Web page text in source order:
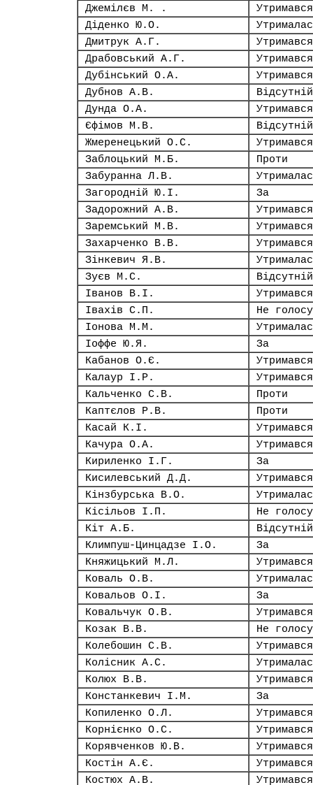
Джемілєв М. .
Утримався
Діденко Ю.О.
Дмитрук А.Г.
Утримався
Драбовський А.Г.
Утримався
Дубінський О.А.
Утримався
Дубнов А.В.
Відсутній
Дунда О.А.
Утримався
Єфімов М.В.
Відсутній
Жмеренецький О.С.
Утримався
Заблоцький М.Б.
Проти
Забуранна Л.В.
Загородній Ю.І.
За
Задорожний А.В.
Утримався
Заремський М.В.
Утримався
Захарченко В.В.
Утримався
Зінкевич Я.В.
Зуєв М.С.
Відсутній
Іванов В.І.
Утримався
Івахів С.П.
Не
Іонова М.М.
Іоффе Ю.Я.
За
Кабанов О.Є.
Утримався
Калаур І.Р.
Утримався
Кальченко С.В.
Проти
Каптєлов Р.В.
Проти
Касай К.І.
Утримався
Качура О.А.
Утримався
Кириленко І.Г.
За
Кисилевський Д.Д.
Утримався
Кінзбурська В.О.
Кісільов І.П.
Не
Кіт А.Б.
Відсутній
Климпуш-Цинцадзе І.О.
За
Княжицький М.Л.
Утримався
Коваль О.В.
Ковальов О.І.
За
Ковальчук О.В.
Утримався
Козак В.В.
Не
Колебошин С.В.
Утримався
Колісник А.С.
Колюх В.В.
Утримався
Констанкевич І.М.
За
Копиленко О.Л.
Утримався
Корнієнко О.С.
Утримався
Корявченков Ю.В.
Утримався
Костін А.Є.
Утримався
Костюх А.В.
Утримався